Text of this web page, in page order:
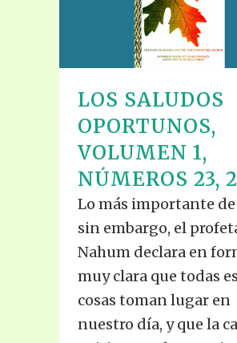
LOS SALUDOS
OPORTUNOS,
VOLUMEN 1,
NÚMEROS 23,
Lo más importante
sin embargo, el
Nahum declara en
muy clara que todas
cosas toman lugar en
nuestro día, y que la